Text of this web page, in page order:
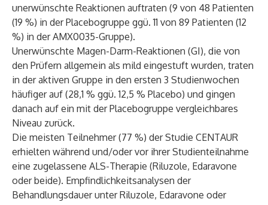
unerwünschte Reaktionen auftraten (9 von 48 Patienten
(19 %) in der Placebogruppe ggü. 11 von 89 Patienten (12
%) in der AMX0035-Gruppe).
Unerwünschte Magen-Darm-Reaktionen (GI), die von
den Prüfern allgemein als mild eingestuft wurden, traten
in der aktiven Gruppe in den ersten 3 Studienwochen
häufiger auf (28,1 % ggü. 12,5 % Placebo) und gingen
danach auf ein mit der Placebogruppe vergleichbares
Niveau zurück.
Die meisten Teilnehmer (77 %) der Studie CENTAUR
erhielten während und/oder vor ihrer Studienteilnahme
eine zugelassene ALS-Therapie (Riluzole, Edaravone
oder beide). Empfindlichkeitsanalysen der
Behandlungsdauer unter Riluzole, Edaravone oder